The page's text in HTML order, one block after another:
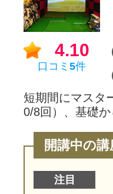
4.10
口コミ 5件
短期間にマスタ
0/8回）、基礎
開講中の
注目